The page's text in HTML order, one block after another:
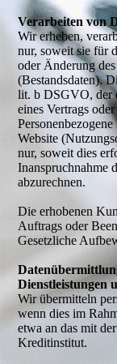
Verarbeiten von
Wir erheben,
nur, soweit sie für
oder Änderung
(Bestandsdaten).
lit. b DSGVO, der
eines Vertrags
Website
nur, soweit dies
Inanspruchnahme
abzurechnen.
Die erhobenen
Auftrags oder
Gesetzliche
Dienstleistungen
Wir übermitteln
wenn dies im
etwa an das mit
Kreditinstitut.